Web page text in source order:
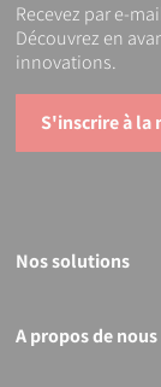
Recevez par e-
Découvrez en
innovations.
S'inscrire à la
Nos solutions
Bout à bout
A propos de nous